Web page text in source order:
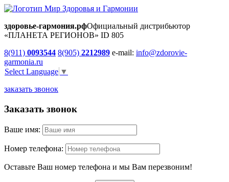
здоровье-гармония.рфОфициальный дистрибьютор
«ПЛАНЕТА РЕГИОНОВ» ID 805
8(911) 0093544 8(905) 2212989 e-mail: info@zdorovie-
garmonia.ru
Select Language ▼
заказать звонок
Заказать звонок
Ваше имя:
Номер телефона:
Оставьте Ваш номер телефона и мы Вам перезвоним!